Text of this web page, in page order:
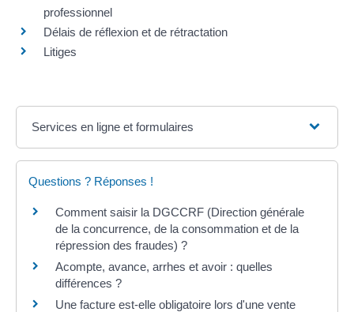
professionnel
Délais de réflexion et de rétractation
Litiges
Services en ligne et formulaires
Questions ? Réponses !
Comment saisir la DGCCRF (Direction générale
de la concurrence, de la consommation et de la
répression des fraudes) ?
Acompte, avance, arrhes et avoir : quelles
différences ?
Une facture est-elle obligatoire lors d'une vente